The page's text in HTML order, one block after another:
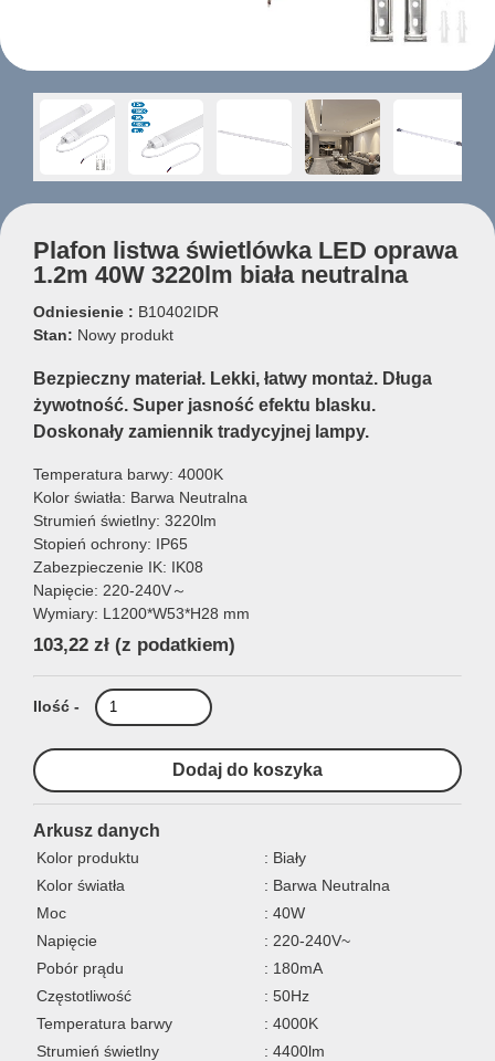
Plafon listwa świetlówka LED oprawa
1.2m 40W 3220lm biała neutralna
Odniesienie : B10402IDR
Stan: Nowy produkt
Bezpieczny materiał. Lekki, łatwy montaż. Długa
żywotność. Super jasność efektu blasku.
Doskonały zamiennik tradycyjnej lampy.
Temperatura barwy: 4000K
Kolor światła: Barwa Neutralna
Strumień świetlny: 3220lm
Stopień ochrony: IP65
Zabezpieczenie IK: IK08
Napięcie: 220-240V～
Wymiary: L1200*W53*H28 mm
103,22 zł (z podatkiem)
Ilość -
Arkusz danych
Kolor produktu
: Biały
Kolor światła
: Barwa Neutralna
Moc
: 40W
Napięcie
: 220-240V~
Pobór prądu
: 180mA
Częstotliwość
: 50Hz
Temperatura barwy
: 4000K
Strumień świetlny
: 4400lm